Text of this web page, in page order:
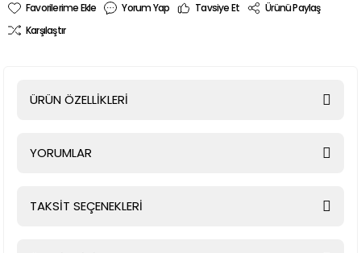
Yorum Yap Tavsiye Et
Ürünü Paylaş
Karşılaştır
ÜRÜN ÖZELLİKLERİ
YORUMLAR
TAKSİT SEÇENEKLERİ